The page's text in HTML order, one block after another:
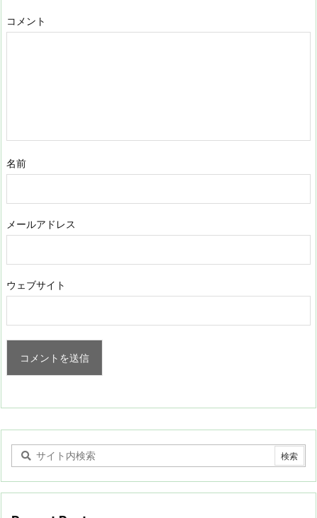
コメント
名前
メールアドレス
ウェブサイト